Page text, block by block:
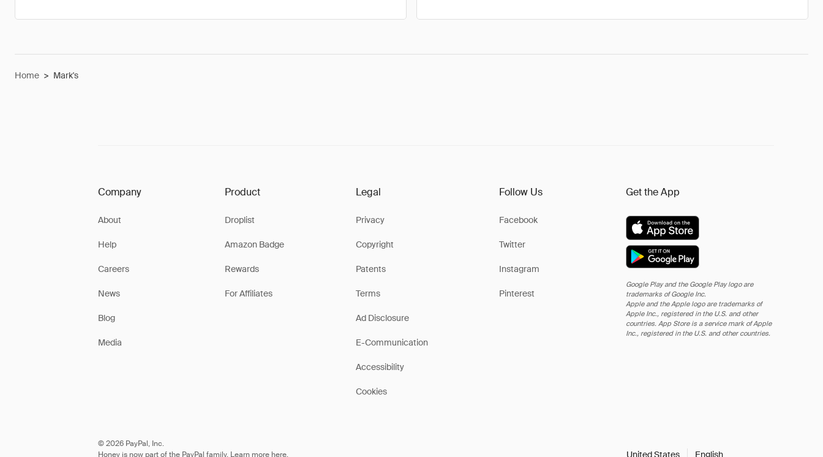
Home > Mark's
Company
About
Help
Careers
News
Blog
Media
Product
Droplist
Amazon Badge
Rewards
For Affiliates
Legal
Privacy
Copyright
Patents
Terms
Ad Disclosure
E-Communication
Accessibility
Cookies
Follow Us
Facebook
Twitter
Instagram
Pinterest
Get the App
Google Play and the Google Play logo are
trademarks of Google Inc.
Apple and the Apple logo are trademarks of
Apple Inc., registered in the U.S. and other
countries. App Store is a service mark of Apple
Inc., registered in the U.S. and other countries.
© 2026 PayPal, Inc.
Honey is now part of the PayPal family. Learn more here. United States English